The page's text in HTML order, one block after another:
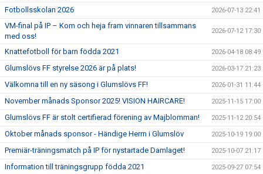
Fotbollsskolan 2026 2026-07-13 22:41
VM-final på IP – Kom och heja fram vinnaren tillsammans
med oss!
2026-07-12 17:30
Knattefotboll för barn födda 2021 2026-04-18 08:49
Glumslövs FF styrelse 2026 är på plats! 2026-03-17 21:23
Välkomna till en ny säsong i Glumslövs FF! 2026-01-31 11:44
November månads Sponsor 2025! VISION HAIRCARE! 2025-11-15 17:00
Glumslövs FF är stolt certifierad förening av Majblomman! 2025-11-12 20:54
Oktober månads sponsor - Händige Herrn i Glumslöv 2025-10-19 19:00
Premiär-träningsmatch på IP för nystartade Damlaget! 2025-10-07 21:17
Information till träningsgrupp födda 2021 2025-09-27 07:54